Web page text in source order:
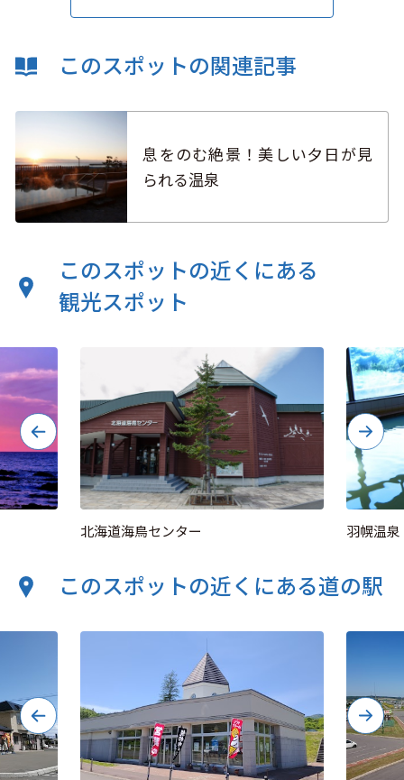
このスポットの関連記事
息をのむ絶景！美しい夕日が見
られる温泉
このスポットの近くにある
観光スポット
北海道海鳥センター 羽幌温泉
このスポットの近くにある道の駅